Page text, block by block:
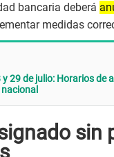
bancaria deberá
medidas
29 de julio: Horarios de
sin